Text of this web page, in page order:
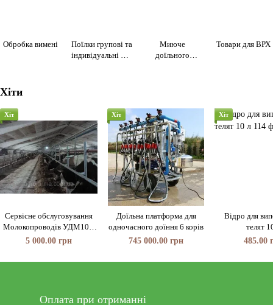
Обробка вимені
Поїлки групові та
індивідуальні для
Миюче
доїльного
приміщення
Товари для ВРХ
Хіти
Хіт
Сервісне обслуговування
Молокопроводів УДМ100.
УДМ200
5 000.00 грн
Хіт
Доїльна платформа для
одночасного доїння 6 корів
745 000.00 грн
Хіт
Відро для
телят
485.00
Оплата при отриманні